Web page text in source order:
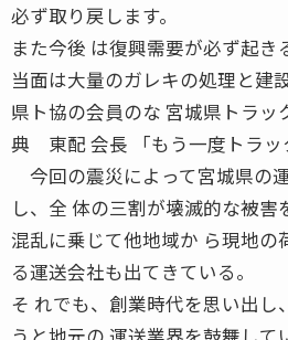
必ず取り戻します。
また今後 は復興需要が必ず起き
当面は大量のガレキの処理と建
県ト協の会員のな 宮城県トラ
典 東配 会長 「もう一度トラッ
今回の震災によって宮城県の
し、全 体の三割が壊滅的な被害
混乱に乗じて他地域か ら現地の
る運送会社も出てきている。
そ れでも、創業時代を思い出し